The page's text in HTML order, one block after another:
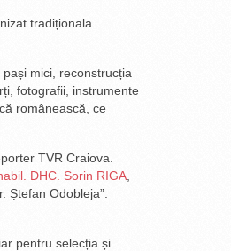
tradiționala
mici, reconstrucția
fotografii, instrumente
românească, ce
TVR Craiova.
DHC. Sorin RIGA
Ștefan Odobleja”.
pentru selecția și